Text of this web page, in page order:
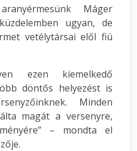
Máger
ugyan, de
vetélytársai elől fiú
ezen kiemelkedő
döntős helyezést is
Minden
magát a versenyre,
– mondta el